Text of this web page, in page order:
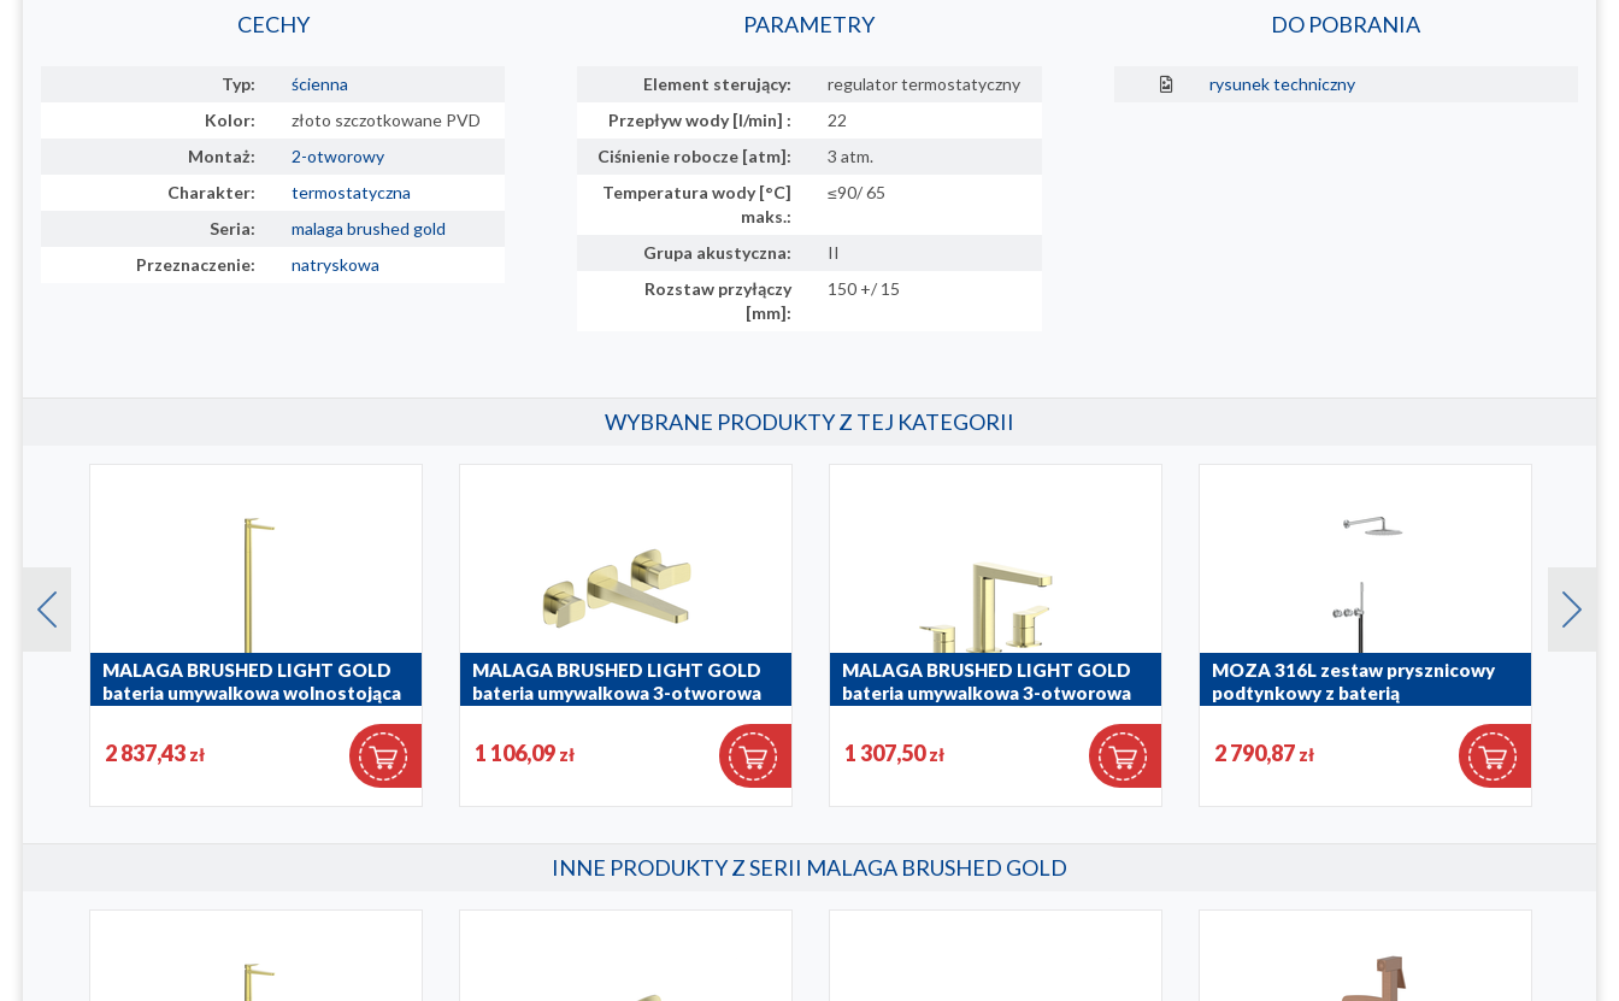
CECHY
Typ:
ścienna
Kolor:
złoto szczotkowane PVD
Montaż:
2-otworowy
Charakter:
termostatyczna
Seria:
malaga brushed gold
Przeznaczenie:
natryskowa
PARAMETRY
Element sterujący:
regulator termostatyczny
Przepływ wody [l/min] :
22
Ciśnienie robocze [atm]:
3 atm.
Temperatura wody [°C]
maks.:
≤90/ 65
Grupa akustyczna:
II
Rozstaw przyłączy
[mm]:
150 +/ 15
DO POBRANIA
rysunek techniczny
WYBRANE PRODUKTY Z TEJ KATEGORII
MALAGA BRUSHED LIGHT GOLD
bateria umywalkowa wolnostojąca
2 837,43 zł
MALAGA BRUSHED LIGHT GOLD
bateria umywalkowa 3-otworowa
4529-821-31
1 106,09 zł
MALAGA BRUSHED LIGHT GOLD
bateria umywalkowa 3-otworowa
4522-221-31
1 307,50zł
MOZA 316L zestaw prysznicowy
podtynkowy z baterią
2 790,87 zł
INNE PRODUKTY Z SERII MALAGA BRUSHED GOLD